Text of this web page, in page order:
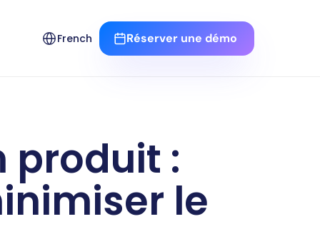
Select Language
French Réserver une démo
produit :
le